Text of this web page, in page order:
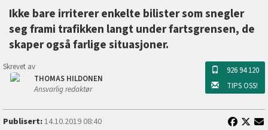
Ikke bare irriterer enkelte bilister som snegler
seg frami trafikken langt under fartsgrensen, de
skaper også farlige situasjoner.
Skrevet av
THOMAS HILDONEN
Ansvarlig redaktør
926 94 120
TIPS OSS!
Publisert:14.10.2019 08:40